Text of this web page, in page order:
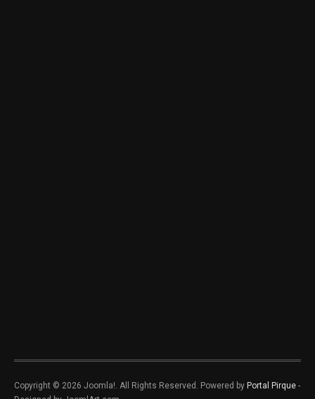
Copyright © 2026 Joomla!. All Rights Reserved. Powered by Portal Pirque -